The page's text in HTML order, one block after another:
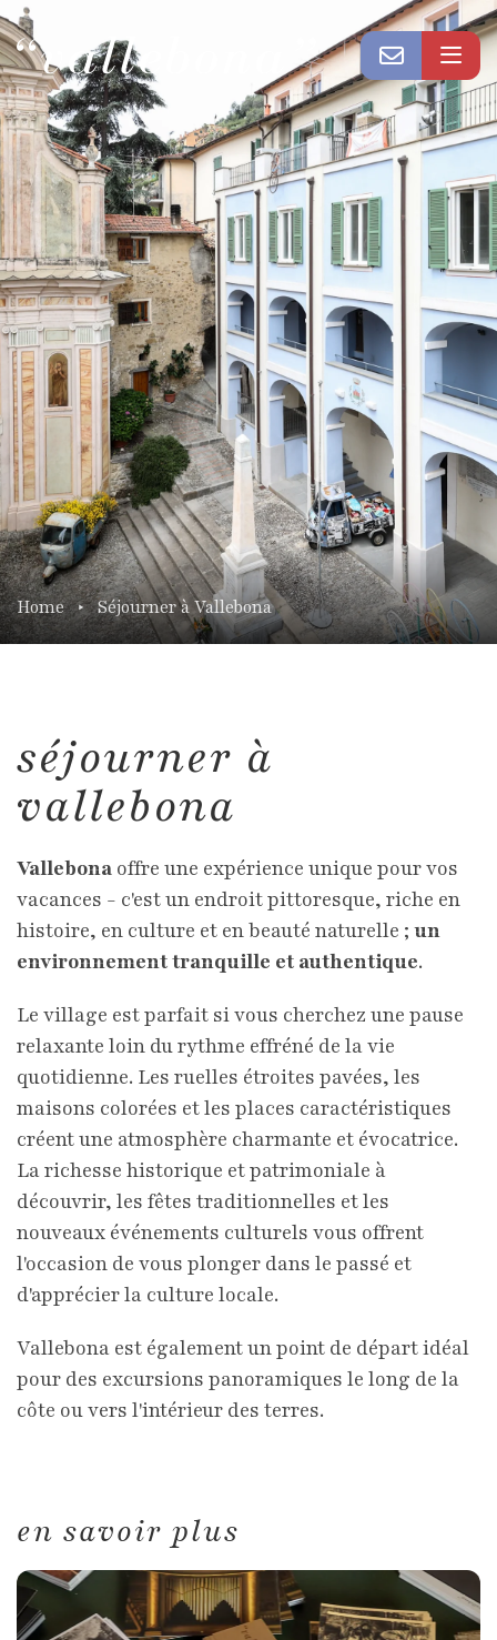
Home Séjourner à Vallebona
séjourner à
vallebona
Vallebona offre une expérience unique pour vos
vacances - c'est un endroit pittoresque, riche en
histoire, en culture et en beauté naturelle ; un
environnement tranquille et authentique.
Le village est parfait si vous cherchez une pause
relaxante loin du rythme effréné de la vie
quotidienne. Les ruelles étroites pavées, les
maisons colorées et les places caractéristiques
créent une atmosphère charmante et évocatrice.
La richesse historique et patrimoniale à
découvrir, les fêtes traditionnelles et les
nouveaux événements culturels vous offrent
l'occasion de vous plonger dans le passé et
d'apprécier la culture locale.
Vallebona est également un point de départ idéal
pour des excursions panoramiques le long de la
côte ou vers l'intérieur des terres.
en savoir plus